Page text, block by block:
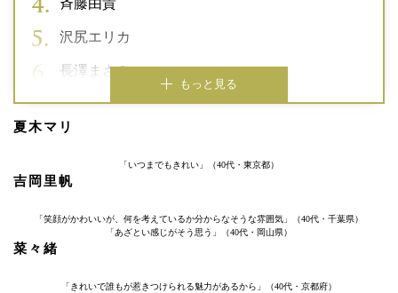
沢尻エリカ
長澤まさみ
もっと見る
夏木マリ
「いつまでもきれい」（40代・東京都）
吉岡里帆
「笑顔がかわいいが、何を考えているか分からなそうな雰囲気」（40代・千葉県）
「あざとい感じがそう思う」（40代・岡山県）
菜々緒
「きれいで誰もが惹きつけられる魅力があるから」（40代・京都府）